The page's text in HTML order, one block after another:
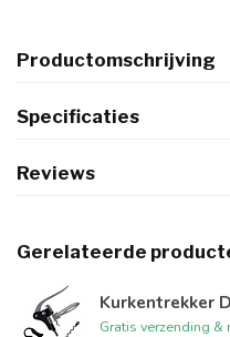
Productomschrijving
Specificaties
Reviews
Gerelateerde
Kurkentrekker
Gratis verzending &